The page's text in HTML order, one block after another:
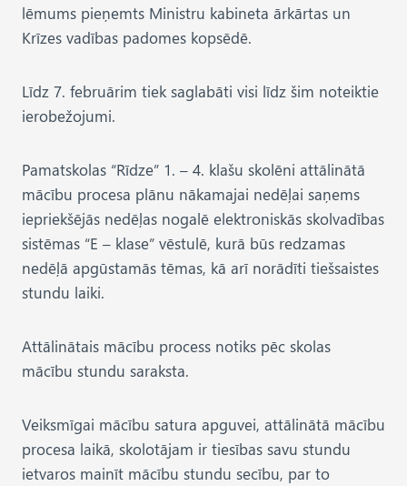
lēmums pieņemts Ministru kabineta ārkārtas un
Krīzes vadības padomes kopsēdē.
Līdz 7. februārim tiek saglabāti visi līdz šim noteiktie
ierobežojumi.
Pamatskolas “Rīdze” 1. – 4. klašu skolēni attālinātā
mācību procesa plānu nākamajai nedēļai saņems
iepriekšējās nedēļas nogalē elektroniskās skolvadības
sistēmas “E – klase” vēstulē, kurā būs redzamas
nedēļā apgūstamās tēmas, kā arī norādīti tiešsaistes
stundu laiki.
Attālinātais mācību process notiks pēc skolas
mācību stundu saraksta.
Veiksmīgai mācību satura apguvei, attālinātā mācību
procesa laikā, skolotājam ir tiesības savu stundu
ietvaros mainīt mācību stundu secību, par to